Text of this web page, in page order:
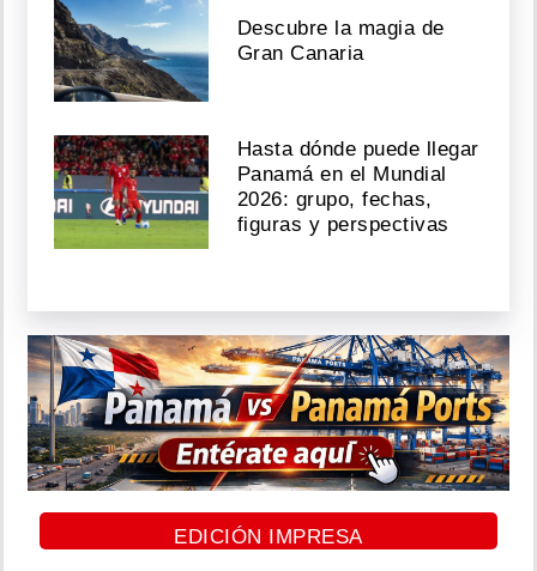
Descubre la magia de
Gran Canaria
Hasta dónde puede llegar
Panamá en el Mundial
2026: grupo, fechas,
figuras y perspectivas
EDICIÓN IMPRESA